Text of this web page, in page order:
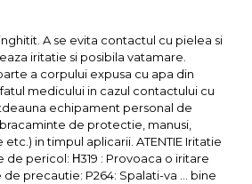
A se evita contactul cu pielea si
iritatie si posibila vatamare.
a corpului expusa cu apa din
medicului in cazul contactului cu
echipament personal de
de protectie, manusi,
in timpul aplicarii. ATENTIE Iritatie
de pericol: Η319 : Provoaca o iritare
de precautie: P264: Spalati-va … bine